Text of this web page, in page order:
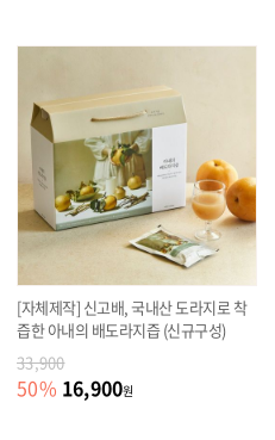
[자체제작] 신고배, 국내산 도라지로 착
즙한 아내의 배도라지즙 (신규구성)
33,900
50% 16,900원